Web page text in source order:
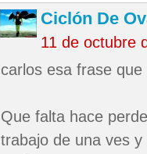
Ciclón De
11 de octubre
carlos esa frase que
Que falta hace
trabajo de una ves